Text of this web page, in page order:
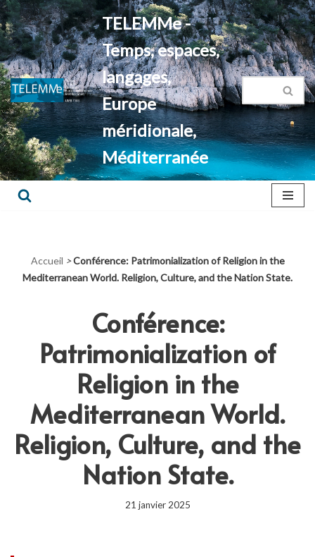
Aller
au
contenu
TELEMMe -
Temps, espaces,
langages,
Europe
méridionale,
Méditerranée
Accueil > Conférence: Patrimonialization of Religion in the
Mediterranean World. Religion, Culture, and the Nation State.
Conférence:
Patrimonialization of
Religion in the
Mediterranean World.
Religion, Culture, and the
Nation State.
21 janvier 2025